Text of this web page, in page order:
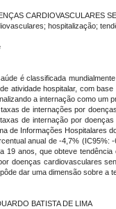
CARDIOVASCULARES
hospitalização;
é classificada
atividade hospitalar, com
a internação como um
de internações por
de internação por
de Informações Hospitalares
anual de -4,7%
19 anos, que obteve
doenças cardiovasculares
dar uma dimensão sobre a
BATISTA DE LIMA